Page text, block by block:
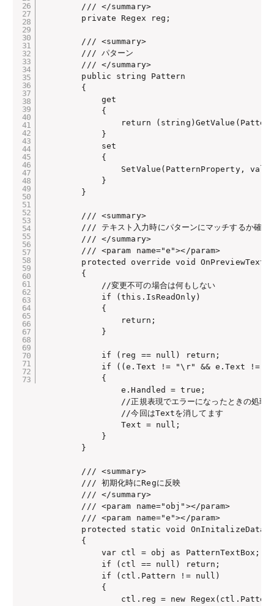
        /// </summary>
        private Regex reg;
        /// <summary>
        /// パターン
        /// </summary>
        public string Pattern
        {
            get
            {
return
            }
            set
            {
SetValue(PatternProperty,
            }
        }
        /// <summary>
        /// テキスト入力時にパターンにマッチするか確認
        /// </summary>
        /// <param name="e"></param>
protected override void
        {
            //変更不可の場合は何もしない
            if (this.IsReadOnly)
            {
                return;
            }
            if (reg == null) return;
if ((e.Text != "\r" && e.Text !=
            {
                e.Handled = true;
                //正規表現でエラーになったときの処理
                //今回はTextを消してます
                Text = null;
            }
        }
        /// <summary>
        /// 初期化時にRegに反映
        /// </summary>
        /// <param name="obj"></param>
        /// <param name="e"></param>
protected static void
        {
            var ctl = obj as PatternTextBox;
            if (ctl == null) return;
            if (ctl.Pattern != null)
            {
ctl.reg = new